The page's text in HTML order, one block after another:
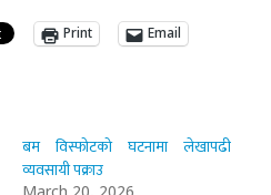
Print Email
बम विस्फोटको घटनामा लेखापढी
व्यवसायी पक्राउ